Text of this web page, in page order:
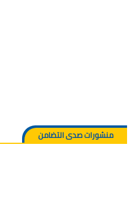
منشورات صدى التضامن